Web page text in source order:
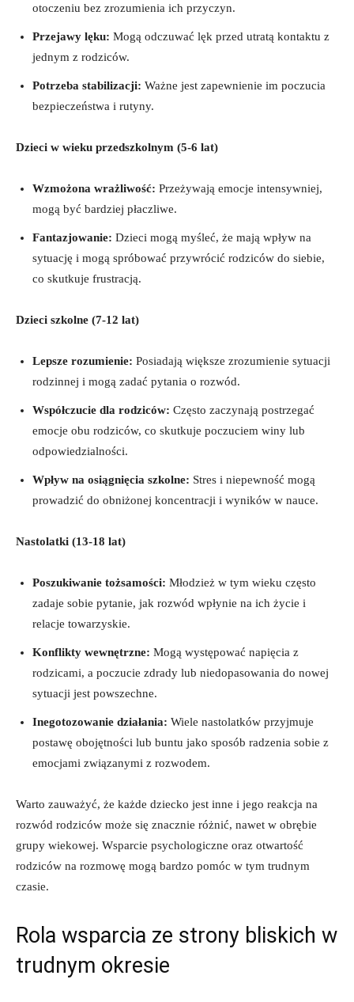
otoczeniu ⁤bez ⁢zrozumienia ich przyczyn.
Przejawy lęku: Mogą odczuwać​ lęk przed utratą kontaktu z
⁣jednym z rodziców.
Potrzeba stabilizacji: Ważne ⁣jest zapewnienie im ‌poczucia⁢
bezpieczeństwa i rutyny.
Dzieci w wieku​ przedszkolnym (5-6 lat)
Wzmożona wrażliwość: Przeżywają emocje‍ intensywniej,
mogą ⁤być bardziej ​płaczliwe.
Fantazjowanie: Dzieci mogą ⁢myśleć, ⁢że mają wpływ⁢ na
‌sytuację ‌i mogą spróbować przywrócić rodziców​ do siebie,
co⁣ skutkuje frustracją.
Dzieci szkolne (7-12 lat)
Lepsze ‍rozumienie: Posiadają ⁢większe⁤ zrozumienie sytuacji
rodzinnej‍ i mogą zadać pytania o rozwód.
Współczucie⁢ dla ‌rodziców: Często zaczynają ​postrzegać
emocje obu rodziców, co skutkuje poczuciem winy lub
odpowiedzialności.
Wpływ na osiągnięcia ⁣szkolne: Stres⁢ i niepewność mogą‌
prowadzić ‍do obniżonej ​koncentracji i​ wyników w nauce.
Nastolatki (13-18 lat)
Poszukiwanie tożsamości: Młodzież w tym​ wieku często
zadaje sobie pytanie, jak⁤ rozwód wpłynie ⁤na ich życie i
‍relacje ⁣towarzyskie.
Konflikty wewnętrzne: Mogą ⁢występować napięcia z
rodzicami, a⁤ poczucie zdrady lub⁣ niedopasowania do nowej‍
sytuacji ​jest​ powszechne.
Inegotozowanie działania: Wiele ⁣nastolatków ‍przyjmuje
postawę obojętności ​lub buntu jako‍ sposób radzenia sobie‌ z
emocjami związanymi z rozwodem.
Warto zauważyć, że każde dziecko jest inne i jego ⁣reakcja na
rozwód‍ rodziców może ‍się znacznie różnić, nawet w obrębie
grupy ⁣wiekowej. Wsparcie⁤ psychologiczne oraz otwartość
rodziców na rozmowę mogą bardzo pomóc w tym trudnym⁢
czasie.
Rola ⁢wsparcia ze strony bliskich w
trudnym​ okresie